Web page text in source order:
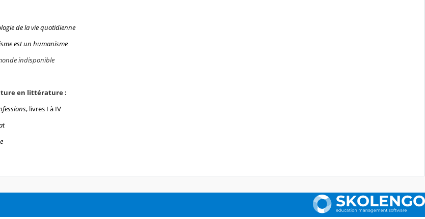
de la vie quotidienne
est un humanisme
indisponible
en littérature :
, livres I à IV